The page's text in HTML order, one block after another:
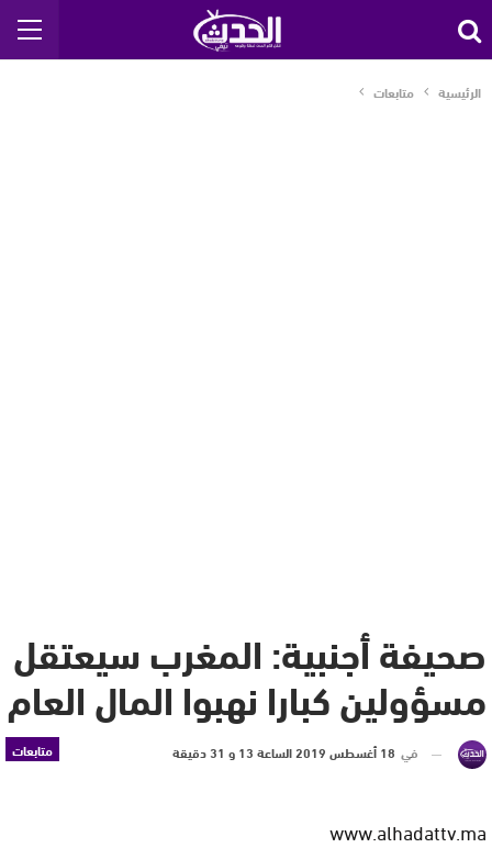
الرئيسية متابعات
صحيفة أجنبية: المغرب سيعتقل
مسؤولين كبارا نهبوا المال العام
متابعات في 18 أغسطس 2019 الساعة 13 و 31 دقيقة
www.alhadattv.ma